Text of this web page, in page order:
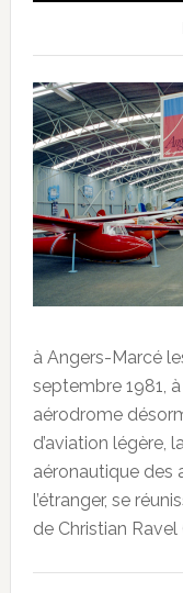
à Angers-Marcé
septembre 1981,
aérodrome
d’aviation légère,
aéronautique des
l’étranger, se
de Christian